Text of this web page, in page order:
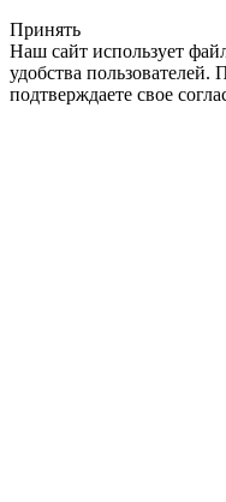
Принять
Наш сайт использует
удобства
подтверждаете свое